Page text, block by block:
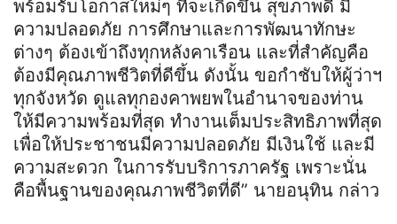
พร้อมรับโอกาสใหม่ๆ ที่จะเกิดขึ้น สุขภาพดี มี
ความปลอดภัย การศึกษาและการพัฒนาทักษะ
ต่างๆ ต้องเข้าถึงทุกหลังคาเรือน และที่สำคัญคือ
ต้องมีคุณภาพชีวิตที่ดีขึ้น ดังนั้น ขอกำชับให้ผู้ว่าฯ
ทุกจังหวัด ดูแลทุกองคาพยพในอำนาจของท่าน
ให้มีความพร้อมที่สุด ทำงานเต็มประสิทธิภาพที่สุด
เพื่อให้ประชาชนมีความปลอดภัย มีเงินใช้ และมี
ความสะดวก ในการรับบริการภาครัฐ เพราะนั่น
คือพื้นฐานของคุณภาพชีวิตที่ดี” นายอนุทิน กล่าว